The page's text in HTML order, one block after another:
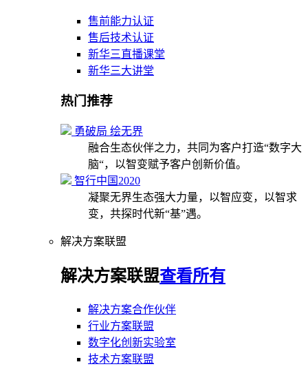
售前能力认证
售后技术认证
新华三直播课堂
新华三大讲堂
热门推荐
勇破局 绘无界
融合生态伙伴之力，共同为客户打造“数字大
脑“，以智变赋予客户创新价值。
智行中国2020
凝聚无界生态强大力量，以智应变，以智求
变，共探时代新“基”遇。
解决方案联盟
解决方案联盟查看所有
解决方案合作伙伴
行业方案联盟
数字化创新实验室
技术方案联盟